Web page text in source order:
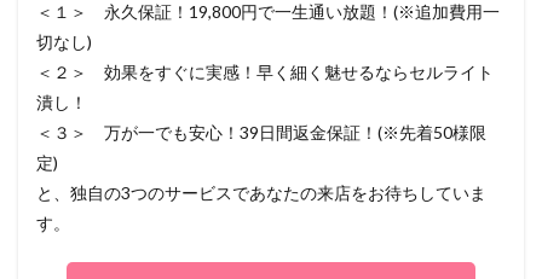
＜１＞ 永久保証！19,800円で一生通い放題！(※追加費用一
切なし)
＜２＞ 効果をすぐに実感！早く細く魅せるならセルライト
潰し！
＜３＞ 万が一でも安心！39日間返金保証！(※先着50様限
定)
と、独自の3つのサービスであなたの来店をお待ちしていま
す。